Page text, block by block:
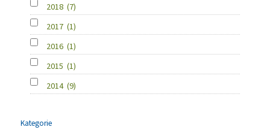
2018 (7)
2017 (1)
2016 (1)
2015 (1)
2014 (9)
Kategorie